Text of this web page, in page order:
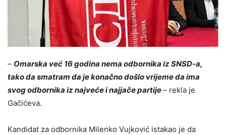
– Omarska već 16 godina nema odbornika iz SNSD-a,
tako da smatram da je konačno došlo vrijeme da ima
svog odbornika iz najveće i najjače partije– rekla je
Gačićeva.
Kandidat za odbornika Milenko Vujković istakao je da